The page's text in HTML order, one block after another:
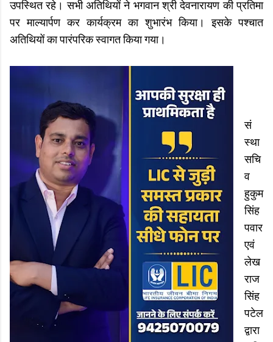
उपस्थित रहे। सभी अतिथियों ने भगवान श्री देवनारायण की प्रतिमा
पर माल्यार्पण कर कार्यक्रम का शुभारंभ किया। इसके पश्चात
अतिथियों का पारंपरिक स्वागत किया गया।
सं
स्था
सचि
व
हुकुम
सिंह
पवार
एवं
लेख
राज
सिंह
पटेल
द्वारा